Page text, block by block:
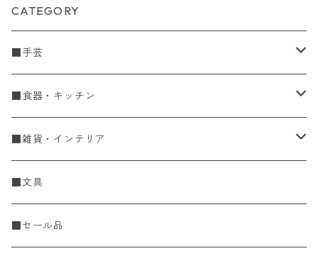
CATEGORY
■手芸
手編糸
Spring & Summer
Fall & Winter
刺し子・こぎん
刺し子糸
刺し子ふきん・刺し子布
KIT
ニットツール
■食器・キッチン
食器
豆皿・小皿
中皿
調理道具
かや織ふきん
■雑貨・インテリア
収納雑貨
小物・置物・民芸品
■文具
■セール品